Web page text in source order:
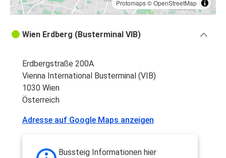
Protomaps©OpenStreetMap
Wien Erdberg (Busterminal VIB)
Erdbergstraße 200A
Vienna International Busterminal (VIB)
1030 Wien
Österreich
Adresse auf Google Maps anzeigen
Bussteig Informationen hier